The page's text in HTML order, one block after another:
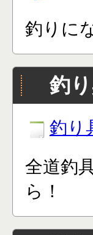
釣りに
釣
釣り
全道釣
ら！